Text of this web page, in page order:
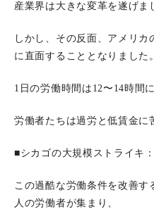
産業界は大きな変革を遂げま
しかし、その反面、アメリ
に直面することとなりました。
1日の労働時間は12〜14時間に
労働者たちは過労と低賃金に
■シカゴの大規模ストライキ
この過酷な労働条件を改善す
人の労働者が集まり、